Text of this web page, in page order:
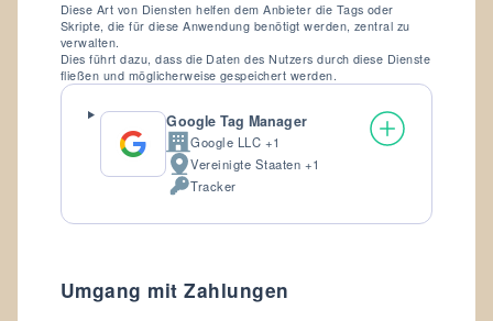
Diese Art von Diensten helfen dem Anbieter die Tags oder
Skripte, die für diese Anwendung benötigt werden, zentral zu
verwalten.
Dies führt dazu, dass die Daten des Nutzers durch diese Dienste
fließen und möglicherweise gespeichert werden.
Google Tag Manager
Firma:Google LLC +1
Verarbeitungsort:
Vereinigte Staaten +1
Verarbeitete
Daten:
Tracker
Umgang mit Zahlungen